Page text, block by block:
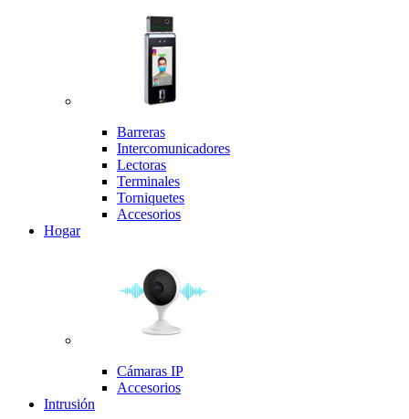
Barreras
Intercomunicadores
Lectoras
Terminales
Torniquetes
Accesorios
Hogar
Cámaras IP
Accesorios
Intrusión